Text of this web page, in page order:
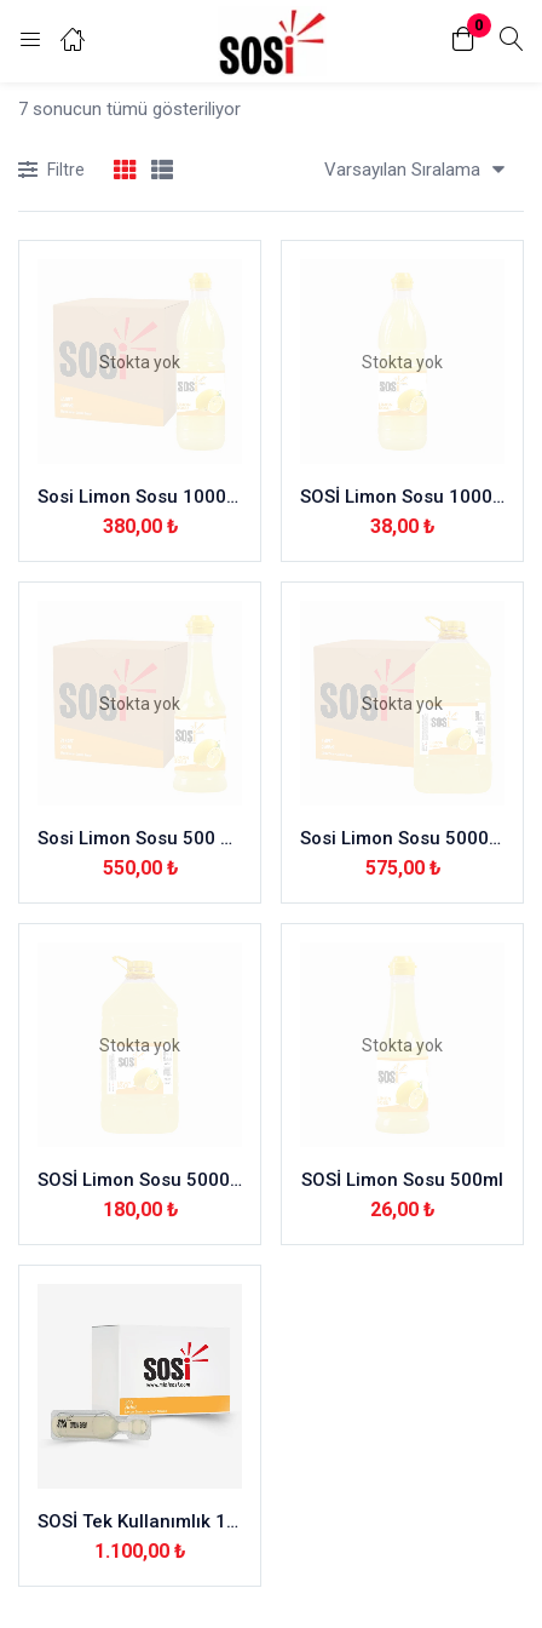
0
Oturum aç Kayıt Ol
Beni hatırla
7 sonucun tümü gösteriliyor
Filtre Varsayılan Sıralama
Stokta yok
Sosi Limon Sosu 1000 ml – 12 Adet
380,00 ₺
Stokta yok
SOSİ Limon Sosu 1000ml
38,00 ₺
Stokta yok
Sosi Limon Sosu 500 ml – 24 Adet
550,00 ₺
Stokta yok
Sosi Limon Sosu 5000 ml – 4 Adet
575,00 ₺
Stokta yok
SOSİ Limon Sosu 5000ml
180,00 ₺
Stokta yok
SOSİ Limon Sosu 500ml
26,00 ₺
SOSİ Tek Kullanımlık 10 ml(200adet)Limon Suyu
1.100,00 ₺